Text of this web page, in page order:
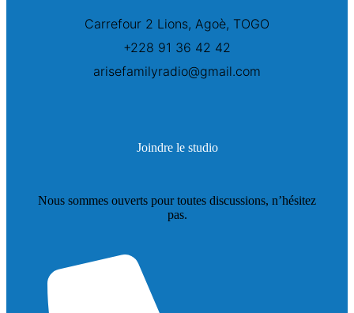
Carrefour 2 Lions, Agoè, TOGO
+228 91 36 42 42
arisefamilyradio@gmail.com
Joindre le studio
Nous sommes ouverts pour toutes discussions, n’hésitez
pas.